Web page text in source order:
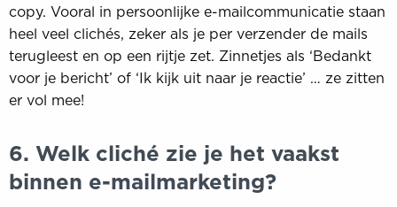
copy. Vooral in persoonlijke e-mailcommunicatie staan
heel veel clichés, zeker als je per verzender de mails
terugleest en op een rijtje zet. Zinnetjes als ‘Bedankt
voor je bericht’ of ‘Ik kijk uit naar je reactie’ … ze zitten
er vol mee!
6. Welk cliché zie je het vaakst
binnen e-mailmarketing?